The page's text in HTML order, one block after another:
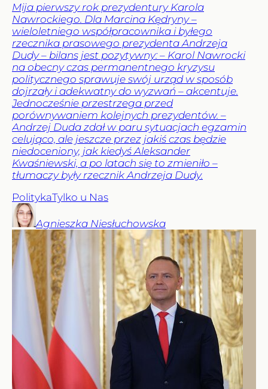
Mija pierwszy rok prezydentury Karola
Nawrockiego. Dla Marcina Kędryny –
wieloletniego współpracownika i byłego
rzecznika prasowego prezydenta Andrzeja
Dudy – bilans jest pozytywny: – Karol Nawrocki
na obecny czas permanentnego kryzysu
politycznego sprawuje swój urząd w sposób
dojrzały i adekwatny do wyzwań – akcentuje.
Jednocześnie przestrzega przed
porównywaniem kolejnych prezydentów. –
Andrzej Duda zdał w paru sytuacjach egzamin
celująco, ale jeszcze przez jakiś czas będzie
niedoceniony, jak kiedyś Aleksander
Kwaśniewski, a po latach się to zmieniło –
tłumaczy były rzecznik Andrzeja Dudy.
PolitykaTylko u Nas
Agnieszka Niesłuchowska